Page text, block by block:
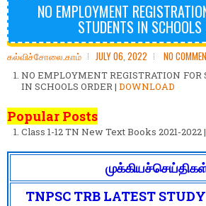
NO EMPLOYMENT
STUDENTS IN SCHOOLS
கல்விச்சோலை.காம் JULY 06, 2022 NO
NO EMPLOYMENT REGISTRATION FOR
IN SCHOOLS ORDER | DOWNLOAD
Popular Posts
Class 1-12 TN New Text Books 2021-2022 |
TNPSC TRB LATEST